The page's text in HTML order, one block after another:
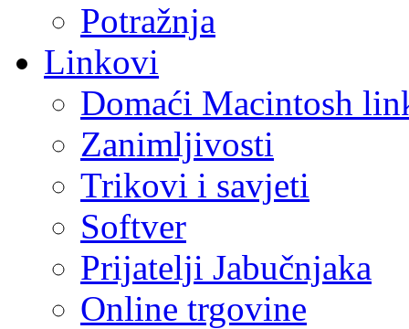
Potražnja
Linkovi
Domaći Macintosh
Zanimljivosti
Trikovi i savjeti
Softver
Prijatelji Jabučnjaka
Online trgovine